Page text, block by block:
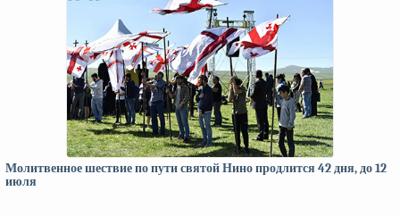
Молитвенное шествие по пути святой Нино продлится 42 дня, до 12
июля